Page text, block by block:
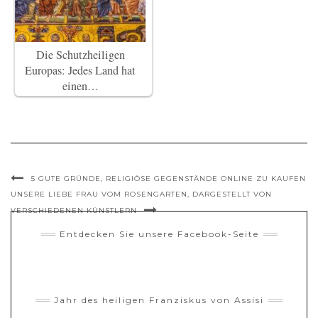
Die Schutzheiligen
Europas: Jedes Land hat
einen…
5 GUTE GRÜNDE, RELIGIÖSE GEGENSTÄNDE ONLINE ZU KAUFEN
UNSERE LIEBE FRAU VOM ROSENGARTEN, DARGESTELLT VON
VERSCHIEDENEN KÜNSTLERN
Entdecken Sie unsere Facebook-Seite
Jahr des heiligen Franziskus von Assisi